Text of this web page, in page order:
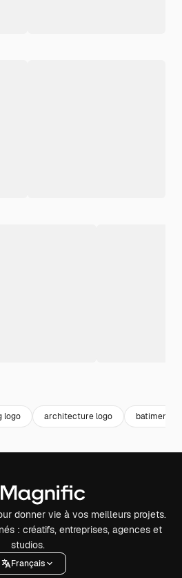
logo architecture logo batiment
donner vie à vos meilleurs projets.
: créatifs, entreprises, agences et
studios.
Français